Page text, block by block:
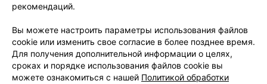
Обработка персональных данных
рекомендаций.
Вы можете настроить параметры использования файлов
cookie или изменить свое согласие в более позднее время.
Для получения дополнительной информации о целях,
сроках и порядке использования файлов cookie вы
можете ознакомиться с нашей Политикой обработки